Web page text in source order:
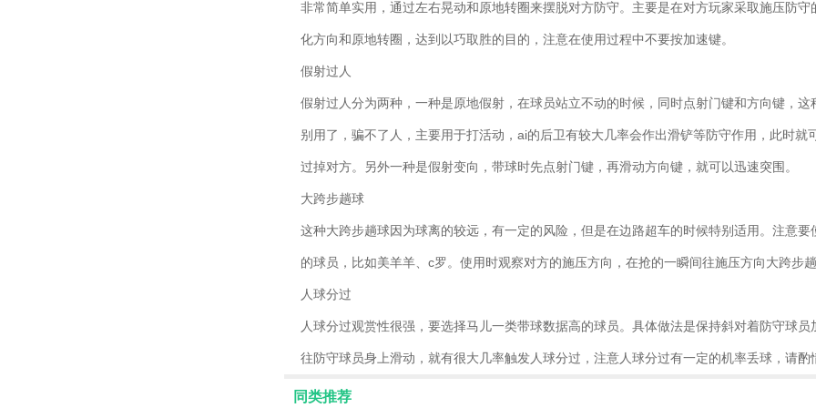
非常简单实用，通过左右晃动和原地转圈来摆脱对方防守。主要是在对方玩家采取施压防守
化方向和原地转圈，达到以巧取胜的目的，注意在使用过程中不要按加速键。
假射过人
假射过人分为两种，一种是原地假射，在球员站立不动的时候，同时点射门键和方向键，这
别用了，骗不了人，主要用于打活动，ai的后卫有较大几率会作出滑铲等防守作用，此时就
过掉对方。另外一种是假射变向，带球时先点射门键，再滑动方向键，就可以迅速突围。
大跨步趟球
这种大跨步趟球因为球离的较远，有一定的风险，但是在边路超车的时候特别适用。注意要
的球员，比如美羊羊、c罗。使用时观察对方的施压方向，在抢的一瞬间往施压方向大跨步
人球分过
人球分过观赏性很强，要选择马儿一类带球数据高的球员。具体做法是保持斜对着防守球员
往防守球员身上滑动，就有很大几率触发人球分过，注意人球分过有一定的机率丢球，请酌
同类推荐